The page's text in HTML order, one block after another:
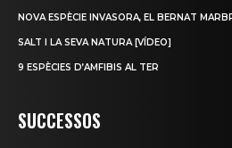
NOVA ESPÈCIE INVASORA, EL BERNAT
SALT I LA SEVA NATURA [VÍDEO]
9 ESPÈCIES D’AMFIBIS AL TER
SUCCESSOS